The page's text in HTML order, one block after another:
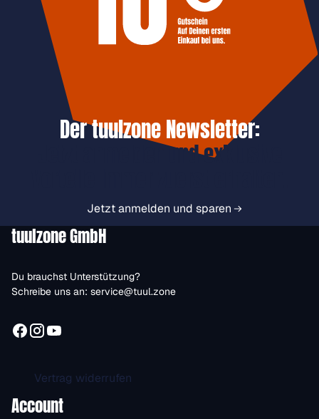
Der tuulzone Newsletter:
Jetzt anmelden und exklusive
Jetzt anmelden und sparen
tuulzone GmbH
Du brauchst Unterstützung?
Schreibe uns an: service@tuul.zone
Vertrag widerrufen
Account